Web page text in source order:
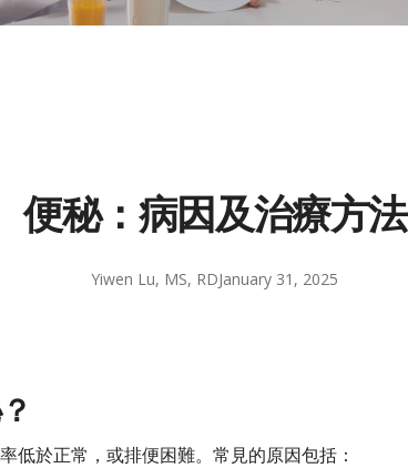
便秘：病因及治療方法
Yiwen Lu, MS, RDJanuary 31, 2025
低於正常，或排便困難。常見的原因包括：